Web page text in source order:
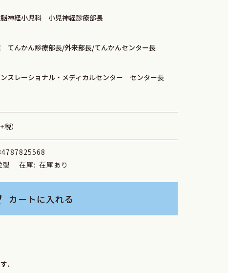
神経小児科 小児神経診療部長
てんかん診療部長/外来部長/てんかんセンター長
スレーショナル・メディカルセンター センター長
）
製 在庫: 在庫あり
カートに入れる
．